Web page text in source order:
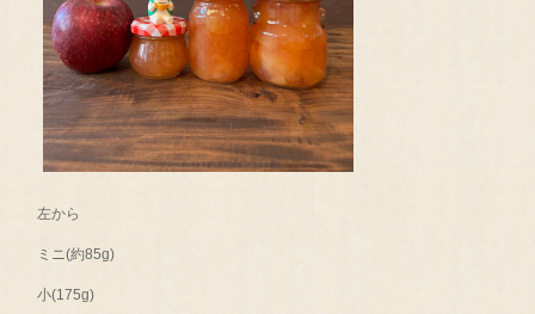
左から
ミニ(約85g)
小(175g)